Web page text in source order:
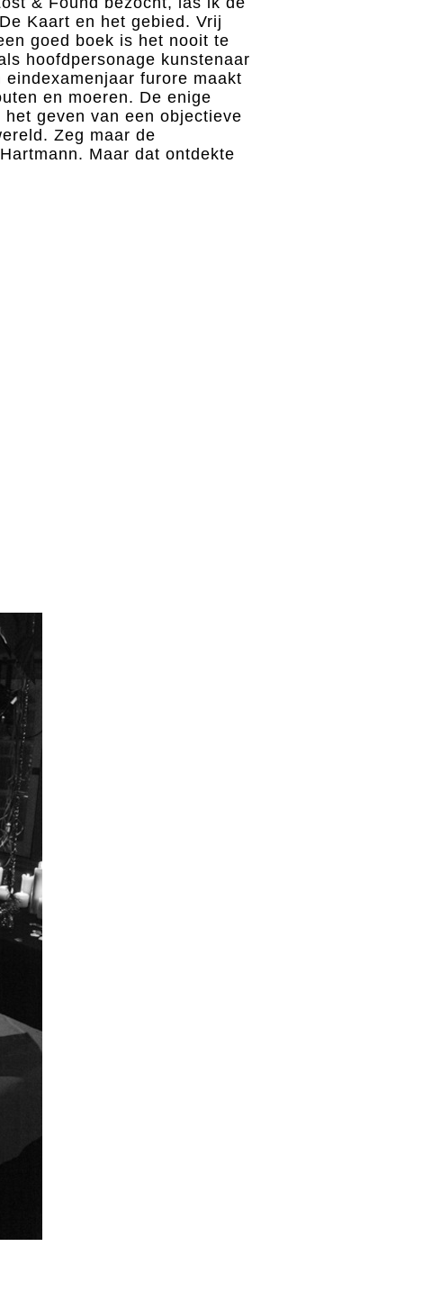
Kaart en het gebied. Vrij
goed boek is het nooit te
hoofdpersonage kunstenaar
furore maakt
en moeren. De enige
geven van een objectieve
Zeg maar de
Maar dat ontdekte